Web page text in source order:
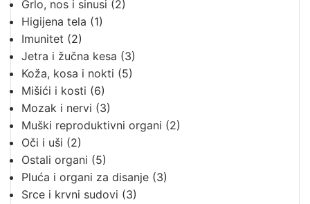
Grlo, nos i sinusi (2)
Higijena tela (1)
Imunitet (2)
Jetra i žučna kesa (3)
Koža, kosa i nokti (5)
Mišići i kosti (6)
Mozak i nervi (3)
Muški reproduktivni organi (2)
Oči i uši (2)
Ostali organi (5)
Pluća i organi za disanje (3)
Srce i krvni sudovi (3)